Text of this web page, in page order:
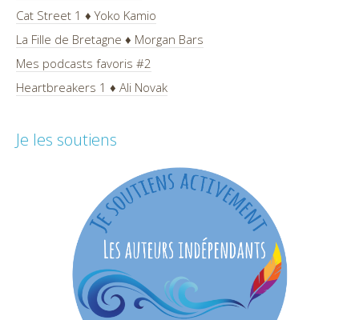
Cat Street 1 ♦ Yoko Kamio
La Fille de Bretagne ♦ Morgan Bars
Mes podcasts favoris #2
Heartbreakers 1 ♦ Ali Novak
Je les soutiens